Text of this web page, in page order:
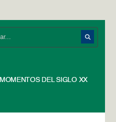
MOMENTOS DEL SIGLO XX